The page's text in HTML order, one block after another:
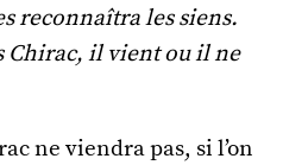
reconnaîtra les siens.
Chirac, il vient ou il ne
ne viendra pas, si l’on